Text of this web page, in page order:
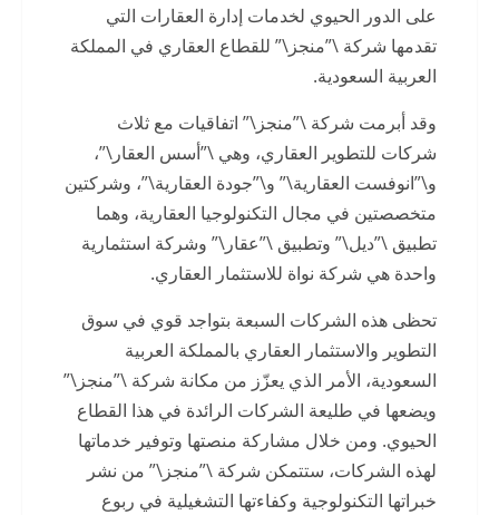
على الدور الحيوي لخدمات إدارة العقارات التي
تقدمها شركة \”منجز\” للقطاع العقاري في المملكة
العربية السعودية.
وقد أبرمت شركة \”منجز\” اتفاقيات مع ثلاث
شركات للتطوير العقاري، وهي \”أسس العقار\”،
و\”انوفست العقارية\” و\”جودة العقارية\”، وشركتين
متخصصتين في مجال التكنولوجيا العقارية، وهما
تطبيق \”ديل\” وتطبيق \”عقار\” وشركة استثمارية
واحدة هي شركة نواة للاستثمار العقاري.
تحظى هذه الشركات السبعة بتواجد قوي في سوق
التطوير والاستثمار العقاري بالمملكة العربية
السعودية، الأمر الذي يعزّز من مكانة شركة \”منجز\”
ويضعها في طليعة الشركات الرائدة في هذا القطاع
الحيوي. ومن خلال مشاركة منصتها وتوفير خدماتها
لهذه الشركات، ستتمكن شركة \”منجز\” من نشر
خبراتها التكنولوجية وكفاءتها التشغيلية في ربوع